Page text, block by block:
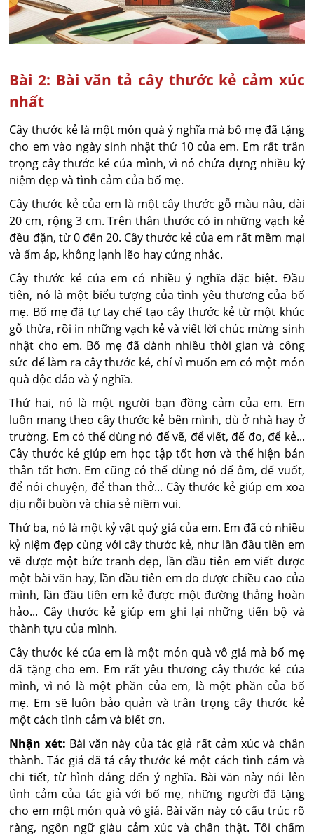
Bài 2: Bài văn tả cây thước kẻ cảm xúc
nhất
Cây thước kẻ là một món quà ý nghĩa mà bố mẹ đã tặng
cho em vào ngày sinh nhật thứ 10 của em. Em rất trân
trọng cây thước kẻ của mình, vì nó chứa đựng nhiều kỷ
niệm đẹp và tình cảm của bố mẹ.
Cây thước kẻ của em là một cây thước gỗ màu nâu, dài
20 cm, rộng 3 cm. Trên thân thước có in những vạch kẻ
đều đặn, từ 0 đến 20. Cây thước kẻ của em rất mềm mại
và ấm áp, không lạnh lẽo hay cứng nhắc.
Cây thước kẻ của em có nhiều ý nghĩa đặc biệt. Đầu
tiên, nó là một biểu tượng của tình yêu thương của bố
mẹ. Bố mẹ đã tự tay chế tạo cây thước kẻ từ một khúc
gỗ thừa, rồi in những vạch kẻ và viết lời chúc mừng sinh
nhật cho em. Bố mẹ đã dành nhiều thời gian và công
sức để làm ra cây thước kẻ, chỉ vì muốn em có một món
quà độc đáo và ý nghĩa.
Thứ hai, nó là một người bạn đồng cảm của em. Em
luôn mang theo cây thước kẻ bên mình, dù ở nhà hay ở
trường. Em có thể dùng nó để vẽ, để viết, để đo, để kẻ...
Cây thước kẻ giúp em học tập tốt hơn và thể hiện bản
thân tốt hơn. Em cũng có thể dùng nó để ôm, để vuốt,
để nói chuyện, để than thở... Cây thước kẻ giúp em xoa
dịu nỗi buồn và chia sẻ niềm vui.
Thứ ba, nó là một kỷ vật quý giá của em. Em đã có nhiều
kỷ niệm đẹp cùng với cây thước kẻ, như lần đầu tiên em
vẽ được một bức tranh đẹp, lần đầu tiên em viết được
một bài văn hay, lần đầu tiên em đo được chiều cao của
mình, lần đầu tiên em kẻ được một đường thẳng hoàn
hảo... Cây thước kẻ giúp em ghi lại những tiến bộ và
thành tựu của mình.
Cây thước kẻ của em là một món quà vô giá mà bố mẹ
đã tặng cho em. Em rất yêu thương cây thước kẻ của
mình, vì nó là một phần của em, là một phần của bố
mẹ. Em sẽ luôn bảo quản và trân trọng cây thước kẻ
một cách tình cảm và biết ơn.
Nhận xét: Bài văn này của tác giả rất cảm xúc và chân
thành. Tác giả đã tả cây thước kẻ một cách tình cảm và
chi tiết, từ hình dáng đến ý nghĩa. Bài văn này nói lên
tình cảm của tác giả với bố mẹ, những người đã tặng
cho em một món quà vô giá. Bài văn này có cấu trúc rõ
ràng, ngôn ngữ giàu cảm xúc và chân thật. Tôi chấm